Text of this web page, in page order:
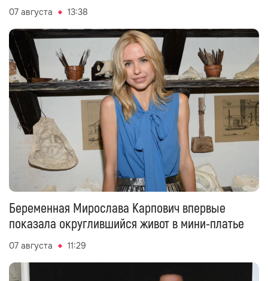
07 августа 13:38
Беременная Мирослава Карпович впервые
показала округлившийся живот в мини-платье
07 августа 11:29